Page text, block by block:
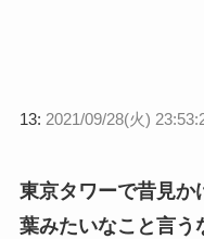
13: 2021/09/28(火)
東京タワーで昔見か
葉みたいなこと言う